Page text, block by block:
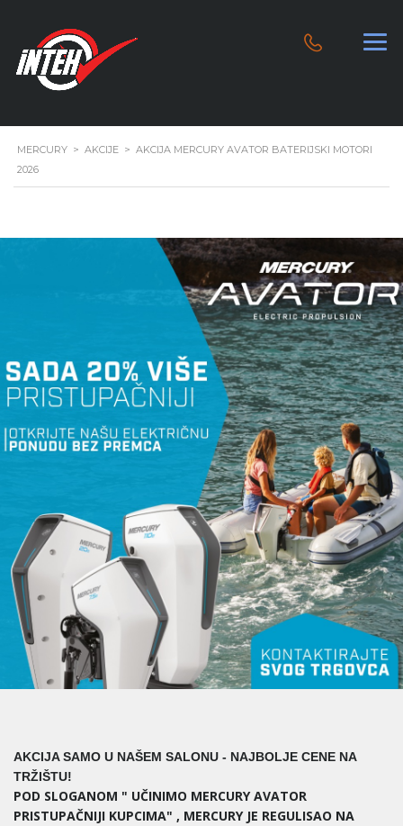
MERCURY > AKCIJE > AKCIJA MERCURY AVATOR BATERIJSKI MOTORI
2026
AKCIJA SAMO U NAŠEM SALONU - NAJBOLJE CENE NA
TRŽIŠTU!
POD SLOGANOM " UČINIMO MERCURY AVATOR
PRISTUPAČNIJI KUPCIMA" , MERCURY JE REGULISAO NA